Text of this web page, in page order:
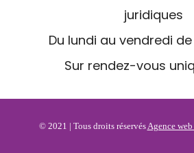
juridiques
Du lundi au vendredi de
Sur rendez-vous
© 2021 | Tous droits réservésAgence web